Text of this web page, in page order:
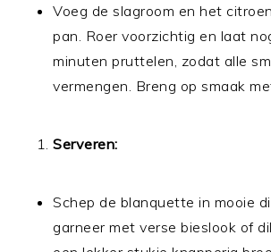
Voeg de slagroom en het
pan. Roer voorzichtig en laat
minuten pruttelen, zodat alle
vermengen. Breng op smaak
Serveren:
Schep de blanquette in mooie
garneer met verse bieslook of